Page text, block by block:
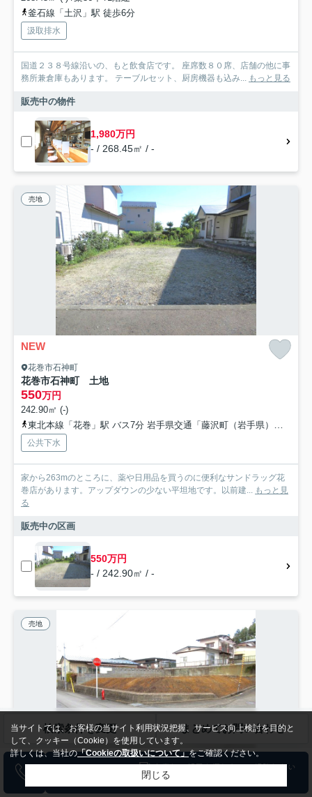
釜石線「土沢」駅 徒歩6分
汲取排水
国道２３８号線沿いの、もと飲食店です。 座席数８０席、店舗の他に事
務所兼倉庫もあります。 テーブルセット、厨房機器も込み... もっと見る
販売中の物件
1,980万円
- / 268.45㎡ / -
売地
NEW
花巻市石神町
花巻市石神町 土地
550万円
242.90㎡ (-)
東北本線「花巻」駅 バス7分 岩手県交通「藤沢町（岩手県）」 停歩4分
公共下水
家から263mのところに、薬や日用品を買うのに便利なサンドラッグ花
巻店があります。アップダウンの少ない平坦地です。以前建... もっと見
る
販売中の区画
550万円
- / 242.90㎡ / -
売地
NEW
花巻市高木
検索条件を変更 まとめてお問い合わせ
当サイトでは、お客様の当サイト利用状況把握、サービス向上検討を目的と
して、クッキー（Cookie）を使用しています。
詳しくは、当社の「Cookieの取扱いについて」をご確認ください。
閉じる